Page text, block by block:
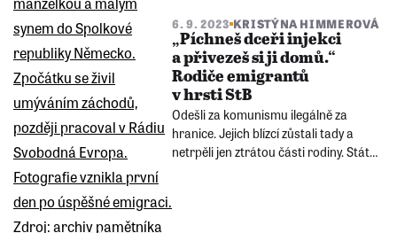
6. 9. 2023 KRISTÝNA HIMMEROVÁ
„Píchneš dceři injekci
a přivezeš si ji domů.“
Rodiče emigrantů
v hrsti StB
Odešli za komunismu ilegálně za
hranice. Jejich blízcí zůstali tady a
netrpěli jen ztrátou části rodiny. Státní